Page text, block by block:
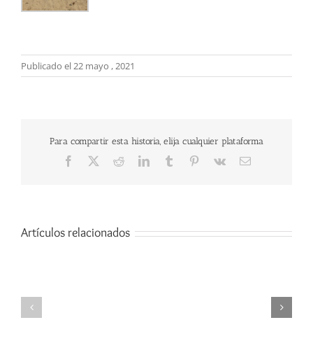
Publicado el 22 mayo , 2021
Para compartir esta historia, elija cualquier plataforma
Facebook RedditLinkedInTumblr Pinterest
Vk
Correo
Artículos relacionados